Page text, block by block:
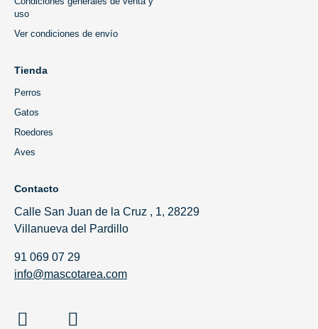
uso
Ver condiciones de envío
Tienda
Perros
Gatos
Roedores
Aves
Contacto
Calle San Juan de la Cruz , 1, 28229
Villanueva del Pardillo
91 069 07 29
info@mascotarea.com